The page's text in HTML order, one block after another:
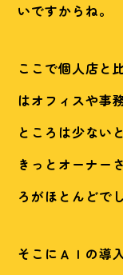
いですからね。
ここで個人店と
はオフィスや事
ところは少ない
きっとオーナー
ろがほとんどで
そこにＡＩの導